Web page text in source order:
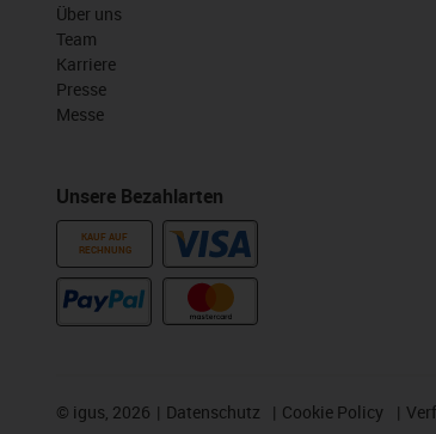
Über uns
Team
Karriere
Presse
Messe
Unsere Bezahlarten
KAUF AUF
RECHNUNG
© igus, 2026 Datenschutz Cookie Policy